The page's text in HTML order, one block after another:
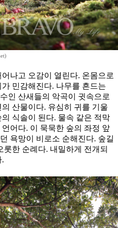
나고 오감이 열린다. 온몸으로
민감해진다. 나무를 흔드는
인 산새들의 악곡이 귓속으로
산물이다. 유심히 귀를 기울
식솔이 된다. 물속 같은 적막
어다. 이 묵묵한 숲의 좌정 앞
욕망이 비로소 순해진다. 숲길
한 순례다. 내밀하게 전개되
.